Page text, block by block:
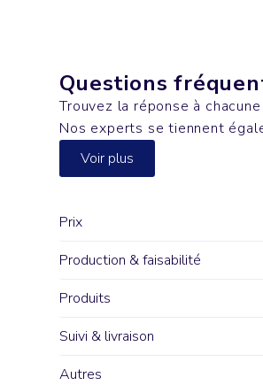
Questions
Trouvez la réponse à
Nos experts se tiennent
Voir plus
Prix
Production & faisabilité
Produits
Suivi & livraison
Autres